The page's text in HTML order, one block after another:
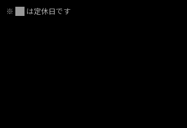
※ は定休日です